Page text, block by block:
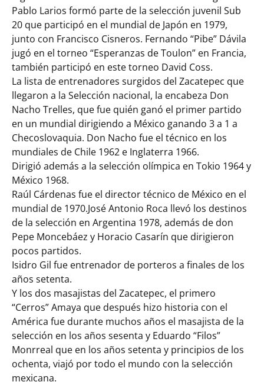
Pablo Larios formó parte de la selección juvenil Sub
20 que participó en el mundial de Japón en 1979,
junto con Francisco Cisneros. Fernando “Pibe” Dávila
jugó en el torneo “Esperanzas de Toulon” en Francia,
también participó en este torneo David Coss.
La lista de entrenadores surgidos del Zacatepec que
llegaron a la Selección nacional, la encabeza Don
Nacho Trelles, que fue quién ganó el primer partido
en un mundial dirigiendo a México ganando 3 a 1 a
Checoslovaquia. Don Nacho fue el técnico en los
mundiales de Chile 1962 e Inglaterra 1966.
Dirigió además a la selección olímpica en Tokio 1964 y
México 1968.
Raúl Cárdenas fue el director técnico de México en el
mundial de 1970.José Antonio Roca llevó los destinos
de la selección en Argentina 1978, además de don
Pepe Moncebáez y Horacio Casarín que dirigieron
pocos partidos.
Isidro Gil fue entrenador de porteros a finales de los
años setenta.
Y los dos masajistas del Zacatepec, el primero
“Cerros” Amaya que después hizo historia con el
América fue durante muchos años el masajista de la
selección en los años sesenta y Eduardo “Filos”
Monrreal que en los años setenta y principios de los
ochenta, viajó por todo el mundo con la selección
mexicana.